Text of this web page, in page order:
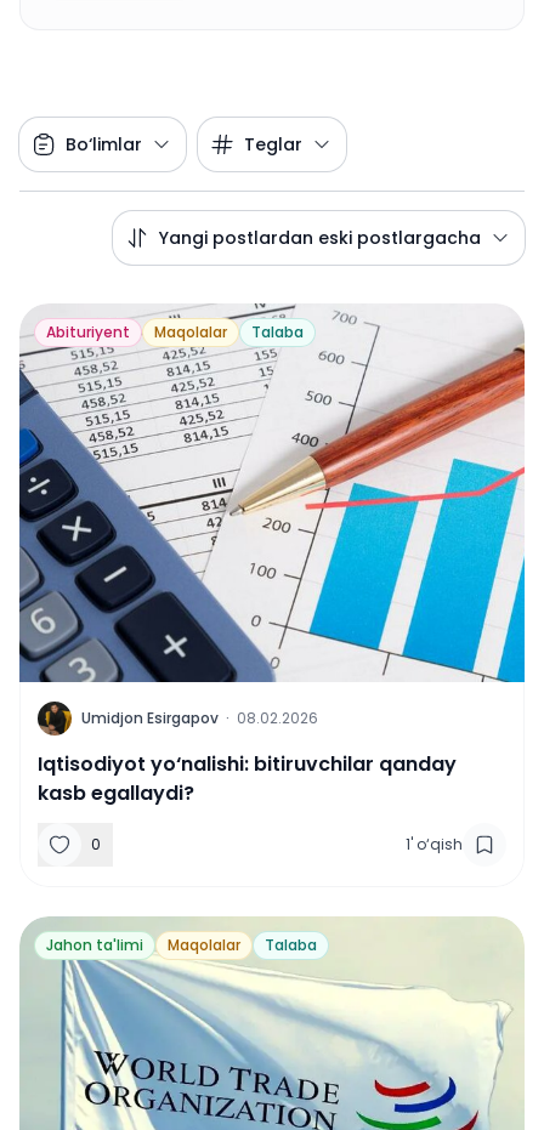
Bo‘limlar Teglar
Yangi postlardan eski postlargacha
Abituriyent Maqolalar Talaba
U Umidjon Esirgapov · 08.02.2026
Iqtisodiyot yo‘nalishi: bitiruvchilar qanday
kasb egallaydi?
0 1' o‘qish
Jahon ta'limi Maqolalar Talaba